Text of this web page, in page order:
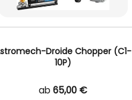
Droide Chopper (C1-
10P)
ab 65,00 €